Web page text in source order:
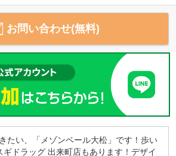
お問い合わせ(無料)
たい、「メゾンベール大松」です！歩い
ギドラッグ 出来町店もあります！デザイ